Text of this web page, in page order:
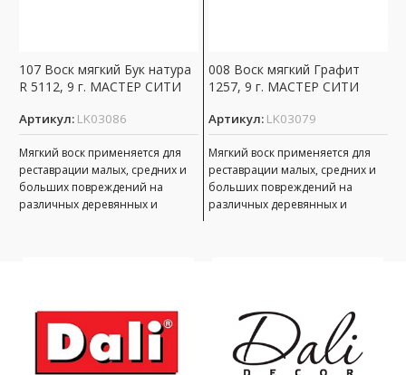
107 Воск мягкий Бук натура
R 5112, 9 г. МАСТЕР СИТИ
Артикул: LK03086
Мягкий воск применяется для
реставрации малых, средних и
больших повреждений на
различных деревянных и
008 Воск мягкий Графит
1257, 9 г. МАСТЕР СИТИ
Артикул: LK03079
Мягкий воск применяется для
реставрации малых, средних и
больших повреждений на
различных деревянных и